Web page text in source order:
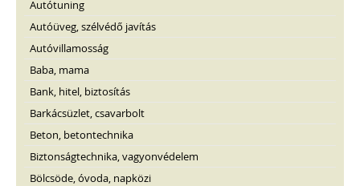
Autótuning
Autóüveg, szélvédő javítás
Autóvillamosság
Baba, mama
Bank, hitel, biztosítás
Barkácsüzlet, csavarbolt
Beton, betontechnika
Biztonságtechnika, vagyonvédelem
Bölcsöde, óvoda, napközi